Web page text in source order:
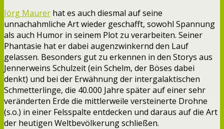
Jörg Maurer hat es auch diesmal auf seine
unnachahmliche Art wieder geschafft, sowohl Spannung
als auch Humor in seinem Plot zu verarbeiten. Seiner
Phantasie hat er dabei augenzwinkernd den Lauf
gelassen. Besonders gut zu erkennen in den Storys aus
Jennerweins Schulzeit (ein Schelm, der Böses dabei
denkt) und bei der Erwähnung der intergalaktischen
Schmetterlinge, die 40.000 Jahre später auf einer sehr
veränderten Erde die mittlerweile versteinerte Drohne
(s.o.) in einer Felsspalte entdecken und daraus auf die Art
der heutigen Weltbevölkerung schließen.